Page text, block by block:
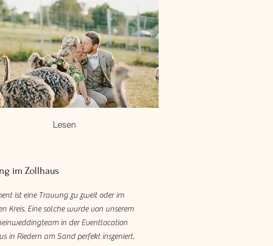
Lesen
im Zollhaus
ist eine Trauung zu zweit oder im
Kreis. Eine solche wurde von unserem
in der Eventlocation
in Riedern am Sand perfekt inszeniert.